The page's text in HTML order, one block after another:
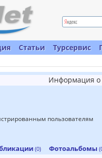
Статьи Турсервис
Информация о
пользователям
(0) Фотоальбомы